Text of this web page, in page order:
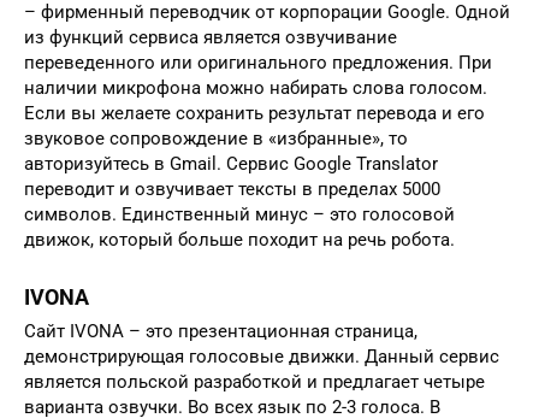
– фирменный переводчик от корпорации Google. Одной
из функций сервиса является озвучивание
переведенного или оригинального предложения. При
наличии микрофона можно набирать слова голосом.
Если вы желаете сохранить результат перевода и его
звуковое сопровождение в «избранные», то
авторизуйтесь в Gmail. Сервис Google Translator
переводит и озвучивает тексты в пределах 5000
символов. Единственный минус – это голосовой
движок, который больше походит на речь робота.
IVONA
Сайт IVONA – это презентационная страница,
демонстрирующая голосовые движки. Данный сервис
является польской разработкой и предлагает четыре
варианта озвучки. Во всех язык по 2-3 голоса. В